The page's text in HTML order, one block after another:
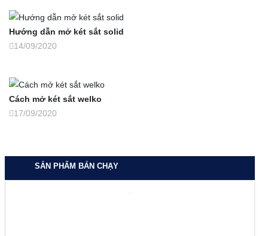
Hướng dẫn mở két sắt solid
14/09/2020
Cách mở két sắt welko
17/09/2020
SẢN PHẨM BÁN CHẠY